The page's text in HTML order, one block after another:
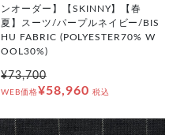
ンオーダー】【SKINNY】【春
夏】スーツ/パープルネイビー/BIS
HU FABRIC (POLYESTER70% W
OOL30%)
¥73,700
WEB価格¥58,960 税込